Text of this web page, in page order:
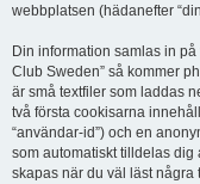
webbplatsen (hädanefter
Din information samlas in på
Club Sweden” så kommer
är små textfiler som laddas
två första cookisarna
“användar-id”) och en
som automatiskt tilldelas
skapas när du väl läst några